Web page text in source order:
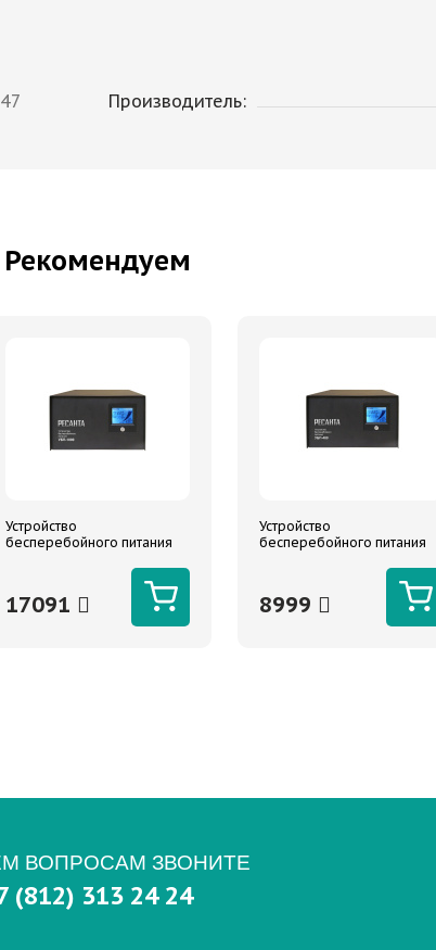
Производитель:
Рекомендуем
Устройство
бесперебойного питания
17091
Устройство
бесперебойного питания
8999
ВОПРОСАМ ЗВОНИТЕ
(812) 313 24 24